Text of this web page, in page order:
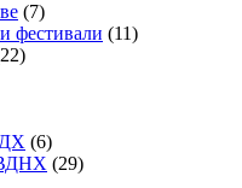
(7)
фестивали (11)
(6)
ВДНХ (29)